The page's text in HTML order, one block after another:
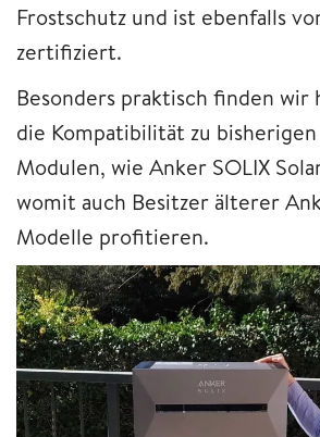
Frostschutz und ist ebenfalls
zertifiziert.
Besonders praktisch finden wir
die Kompatibilität zu
Modulen, wie Anker SOLIX
womit auch Besitzer älterer
Modelle profitieren.